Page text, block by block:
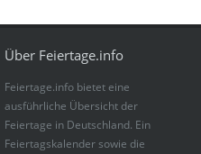
Über Feiertage.info
Feiertage.info bietet eine
ausführliche Übersicht der
Feiertage in Deutschland. Ein
Feiertagskalender sowie die